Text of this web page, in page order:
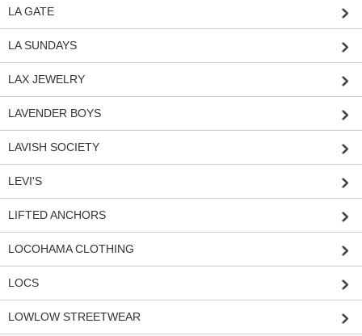
LA GATE
LA SUNDAYS
LAX JEWELRY
LAVENDER BOYS
LAVISH SOCIETY
LEVI'S
LIFTED ANCHORS
LOCOHAMA CLOTHING
LOCS
LOWLOW STREETWEAR